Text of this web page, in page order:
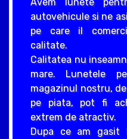
autovehicule si ne
pe care il
calitate.
Calitatea nu
mare. Lunetele
magazinul nostru,
pe piata, pot fi
extrem de atractiv.
Dupa ce am gasit